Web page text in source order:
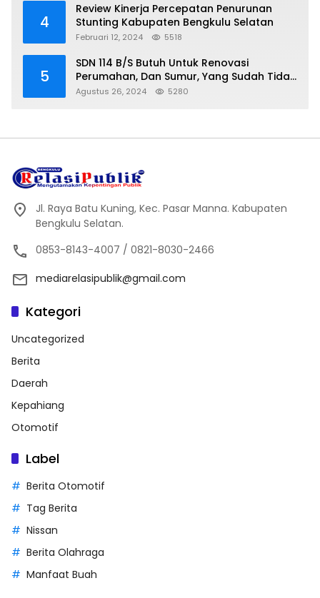
4
Review Kinerja Percepatan Penurunan
Februari 12, 2024 5518
5
SDN 114 B/S Butuh Untuk Renovasi
Perumahan, Dan Sumur, Yang Sudah Tidak
Layak Lagi Di Gunakan
Agustus 26, 2024 5280
Jl. Raya Batu Kuning, Kec. Pasar Manna. Kabupaten
Bengkulu Selatan.
0853-8143-4007 / 0821-8030-2466
mediarelasipublik@gmail.com
Kategori
Uncategorized
Berita
Daerah
Kepahiang
Otomotif
Label
Berita Otomotif
Tag Berita
Nissan
Berita Olahraga
Manfaat Buah